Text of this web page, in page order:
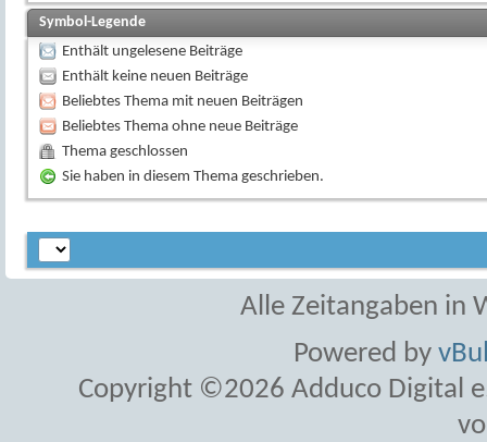
Symbol-Legende
Enthält ungelesene Beiträge
Enthält keine neuen Beiträge
Beliebtes Thema mit neuen Beiträgen
Beliebtes Thema ohne neue Beiträge
Thema geschlossen
Sie haben in diesem Thema geschrieben.
Alle Zeitangaben in
Powered by
Copyright ©2026 Adduco Digital